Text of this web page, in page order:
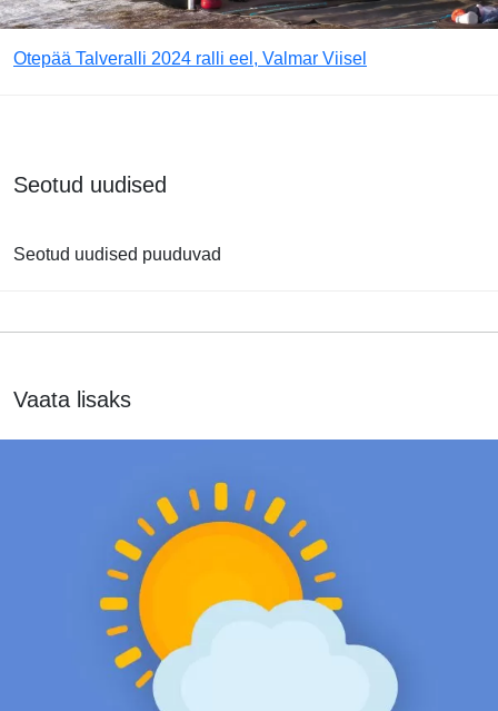
Otepää Talveralli 2024 ralli eel, Valmar Viisel
Seotud uudised
Seotud uudised puuduvad
Vaata lisaks